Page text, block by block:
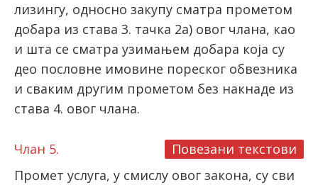
лизингу, односно закупу сматра прометом
добара из става 3. тачка 2а) овог члана, као
и шта се сматра узимањем добара која су
део пословне имовине пореског обвезника
и сваким другим прометом без накнаде из
става 4. овог члана.
Повезани текстови
Члан 5.
Промет услуга, у смислу овог закона, су сви